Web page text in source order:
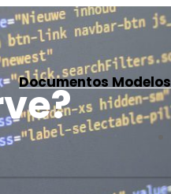
Documentos Modelos